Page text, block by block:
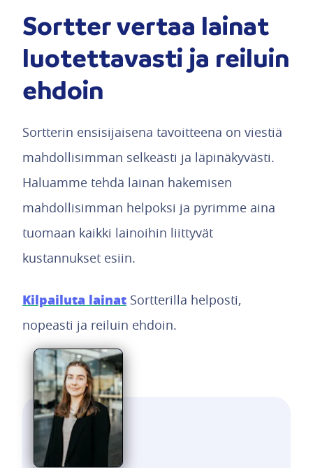
Sortter vertaa lainat
luotettavasti ja reiluin
ehdoin
Sortterin ensisijaisena tavoitteena on viestiä
mahdollisimman selkeästi ja läpinäkyvästi.
Haluamme tehdä lainan hakemisen
mahdollisimman helpoksi ja pyrimme aina
tuomaan kaikki lainoihin liittyvät
kustannukset esiin.
Kilpailuta lainat Sortterilla helposti,
nopeasti ja reiluin ehdoin.